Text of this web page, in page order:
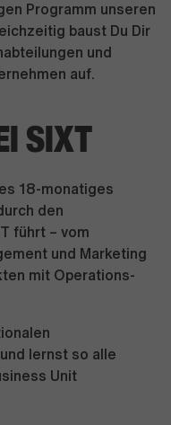
Programm unseren
baust Du Dir
und
auf.
SIXT
18-monatiges
den
führt – vom
und Marketing
mit Operations-
lernst so alle
Unit